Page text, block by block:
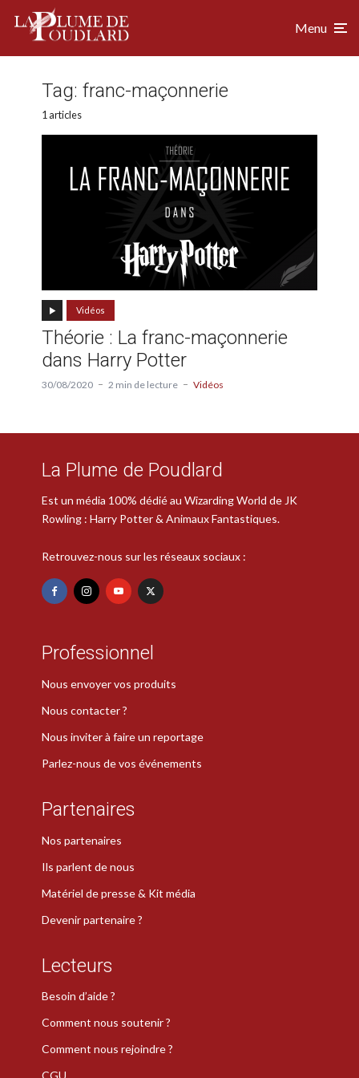
Menu
Tag: franc-maçonnerie
1 articles
Vidéos
Théorie : La franc-maçonnerie
dans Harry Potter
30/08/2020 2 min de lecture Vidéos
La Plume de Poudlard
Est un média 100% dédié au Wizarding World de JK
Rowling : Harry Potter & Animaux Fantastiques.
Retrouvez-nous sur les réseaux sociaux :
Professionnel
Nous envoyer vos produits
Nous contacter ?
Nous inviter à faire un reportage
Parlez-nous de vos événements
Partenaires
Nos partenaires
Ils parlent de nous
Matériel de presse & Kit média
Devenir partenaire ?
Lecteurs
Besoin d’aide ?
Comment nous soutenir ?
Comment nous rejoindre ?